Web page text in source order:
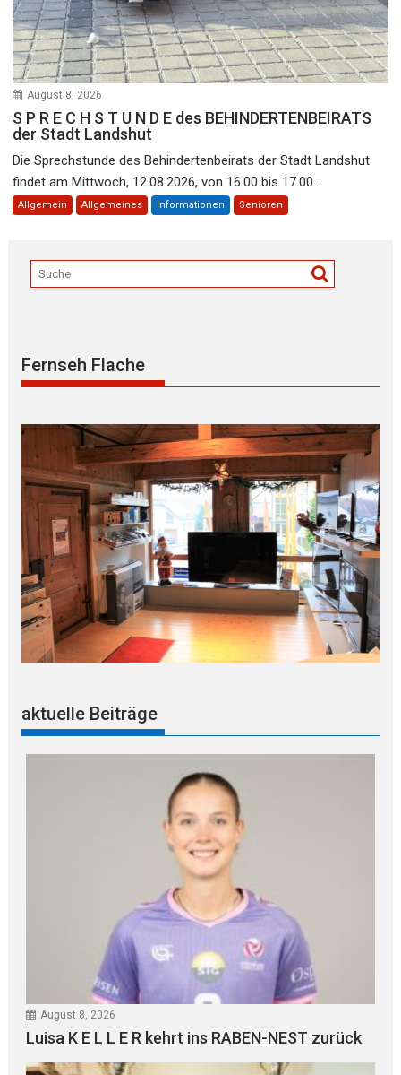
August 8, 2026
S P R E C H S T U N D E des BEHINDERTENBEIRATS
der Stadt Landshut
Die Sprechstunde des Behindertenbeirats der Stadt Landshut
findet am Mittwoch, 12.08.2026, von 16.00 bis 17.00...
Allgemein Allgemeines Informationen Senioren
Fernseh Flache
aktuelle Beiträge
August 8, 2026
Luisa K E L L E R kehrt ins RABEN-NEST zurück